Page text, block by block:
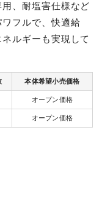
、耐塩害仕様など
フルで、快適給
ルギーも実現して
本体希望小売価格
オープン価格
オープン価格